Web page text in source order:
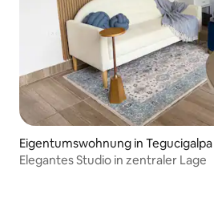
Eigentumswohnung in Tegucigalpa
Elegantes Studio in zentraler Lage